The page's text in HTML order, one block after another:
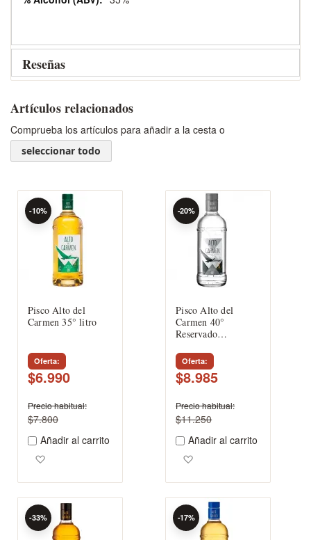
Reseñas
Artículos relacionados
Comprueba los artículos para añadir a la cesta o
seleccionar todo
Pisco Alto del
Carmen 35° litro
Oferta
$6.990
-10%
Precio habitual
$7.800
Añadir al carrito
Pisco Alto del
Carmen 40°
Reservado
Oferta
$8.985
-20%
Precio habitual
$11.250
Añadir al carrito
-33% -17%